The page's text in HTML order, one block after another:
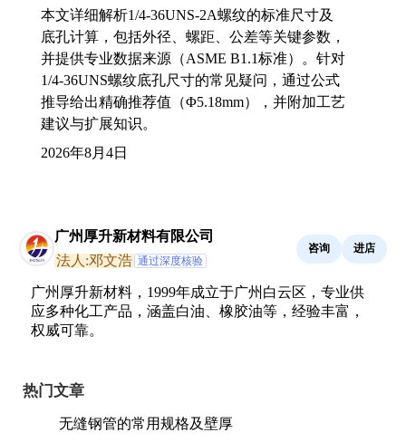
本文详细解析1/4-36UNS-2A螺纹的标准尺寸及
底孔计算，包括外径、螺距、公差等关键参数，
并提供专业数据来源（ASME B1.1标准）。针对
1/4-36UNS螺纹底孔尺寸的常见疑问，通过公式
推导给出精确推荐值（Φ5.18mm），并附加工艺
建议与扩展知识。
2026年8月4日
广州厚升新材料有限公司
法人:邓文浩 通过深度核验
咨询 进店
广州厚升新材料，1999年成立于广州白云区，专业供
应多种化工产品，涵盖白油、橡胶油等，经验丰富，
权威可靠。
热门文章
无缝钢管的常用规格及壁厚